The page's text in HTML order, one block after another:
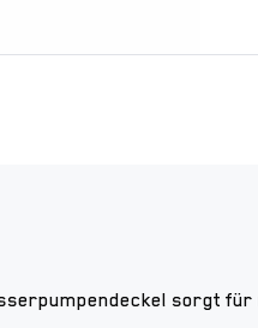
sorgt